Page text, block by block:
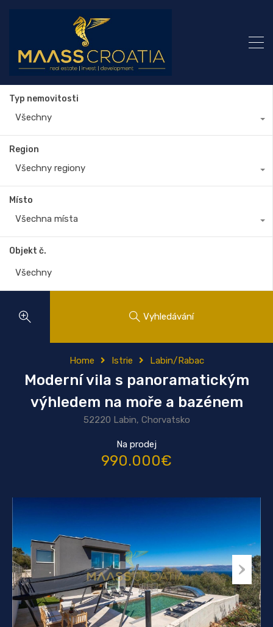
Typ nemovitosti
Všechny
Region
Všechny regiony
Místo
Všechna místa
Objekt č.
Vyhledávání
Home Istrie Labin/Rabac
Moderní vila s panoramatickým
výhledem na moře a bazénem
52220 Labin, Chorvatsko
Na prodej
990.000€